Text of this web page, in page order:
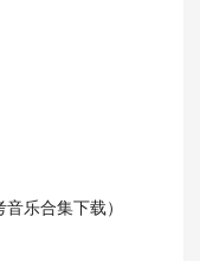
乐合集下载）